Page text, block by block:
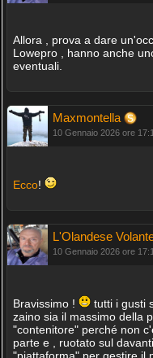
Allora , prova a dare
Lowepro , hanno anche
eventuali.
Maxmontella
10 Gennaio 2026 ore
Ecco!
L'Olandese
10 Gennaio 2026 ore
Bravissimo !
tutti i gusti
zaino sia il massimo della
"contenitore" perché non
parte e , ruotato sul